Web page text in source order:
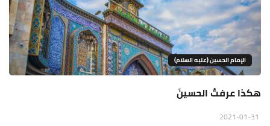
الإمام الحسين (عليه السلام)
هكذا عرفتُ الحسينَ